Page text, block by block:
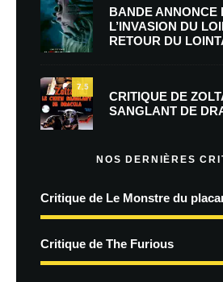
BANDE ANNONCE
L’INVASION DU
RETOUR DU
7.5
CRITIQUE DE
SANGLANT DE
NOS DERNIÈRES
Critique de Le Monstre du
Critique de The Furious